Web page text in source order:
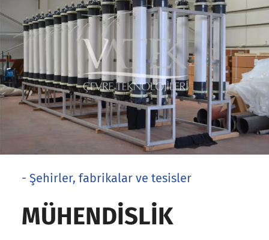
- Şehirler, fabrikalar ve tesisler
MÜHENDISLIK